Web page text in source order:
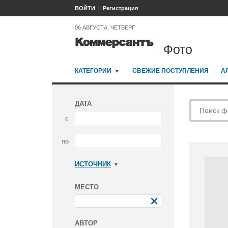
ВОЙТИ Регистрация
06 АВГУСТА, ЧЕТВЕРГ
Фото
КАТЕГОРИИ СВЕЖИЕ ПОСТУПЛЕНИЯ
ДАТА
с
по
ИСТОЧНИК
МЕСТО
АВТОР